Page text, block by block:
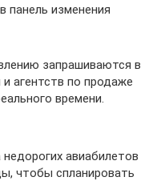
панель изменения
запрашиваются в
агентств по продаже
времени.
авиабилетов
чтобы спланировать